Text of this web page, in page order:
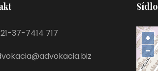
37-7414 717
Sídlo
+
−